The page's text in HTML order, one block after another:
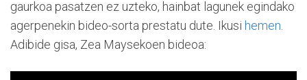
gaurkoa pasatzen ez uzteko, hainbat lagunek egindako
agerpenekin bideo-sorta prestatu dute. Ikusi hemen.
Adibide gisa, Zea Maysekoen bideoa: